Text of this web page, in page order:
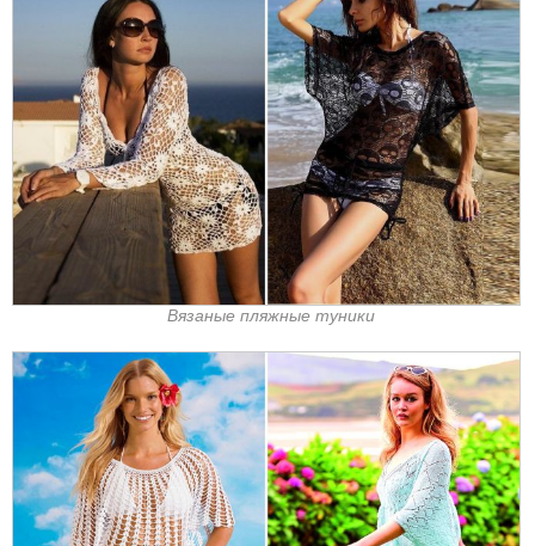
Вязаные пляжные туники